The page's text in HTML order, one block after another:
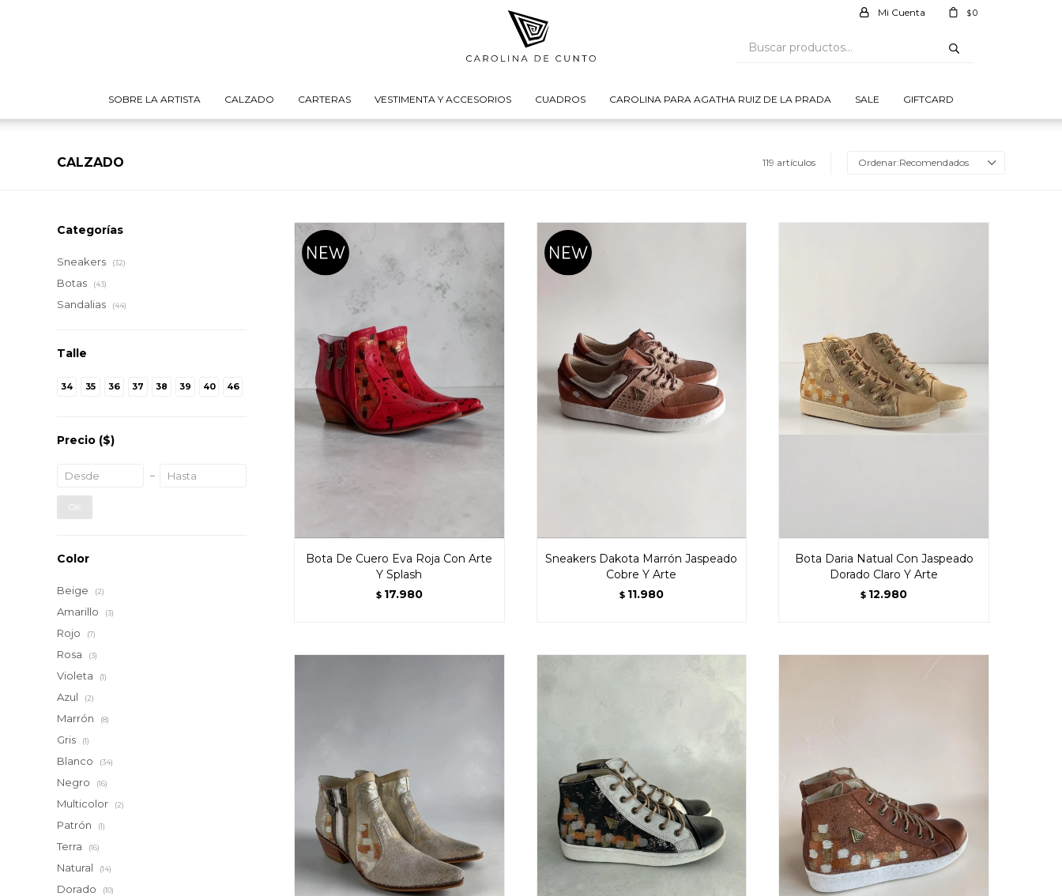
SOBRE LA ARTISTA CALZADO CARTERAS VESTIMENTA Y ACCESORIOS CUADROS CAROLINA PARA AGATHA RUIZ DE LA PRADA SALE GIFTCARD
$0
CALZADO 119 artículos Recomendados
Bota De Cuero Eva Roja Con Arte
Y Splash
$ 17.980
Sneakers Dakota Marrón Jaspeado
Cobre Y Arte
$ 11.980
Bota Daria Natual Con Jaspeado
Dorado Claro Y Arte
$ 12.980
Categorías
Sneakers (32)
Botas (43)
Sandalias (44)
Talle
34 35 36 37 38 39 40 46
Precio ($)
OK
Color
Beige (2)
Amarillo (3)
Rojo (7)
Rosa (3)
Violeta (1)
Azul (2)
Marrón (8)
Gris (1)
Blanco (34)
Negro (16)
Multicolor (2)
Patrón (1)
Terra (16)
Natural (14)
Dorado (10)